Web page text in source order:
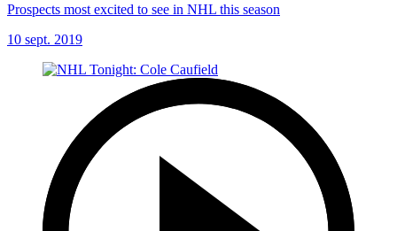
Prospects most excited to see in NHL this season
10 sept. 2019